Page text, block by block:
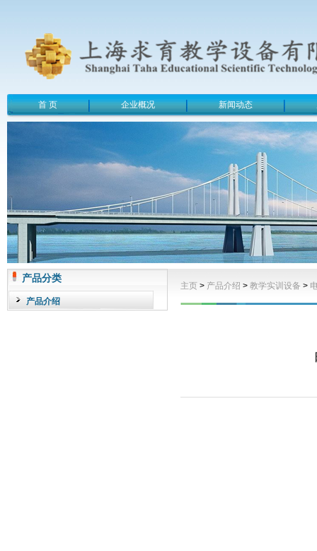
首 页 企业概况 新闻动态
产品分类
产品介绍
主页 > 产品介绍 > 教学实训设备 >